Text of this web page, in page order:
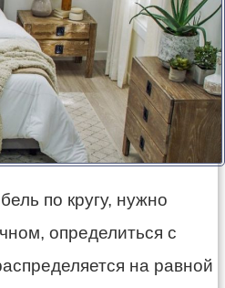
по кругу, нужно
определиться с
на равной